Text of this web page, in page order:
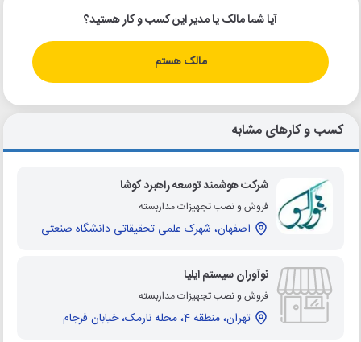
آیا شما مالک یا مدیر این کسب و کار هستید؟
مالک هستم
کسب و کارهای مشابه
شرکت هوشمند توسعه راهبرد کوشا
فروش و نصب تجهیزات مداربسته
اصفهان، شهرک علمی تحقیقاتی دانشگاه صنعتی
نوآوران سیستم ایلیا
فروش و نصب تجهیزات مداربسته
تهران، منطقه 4، محله نارمک، خیابان فرجام